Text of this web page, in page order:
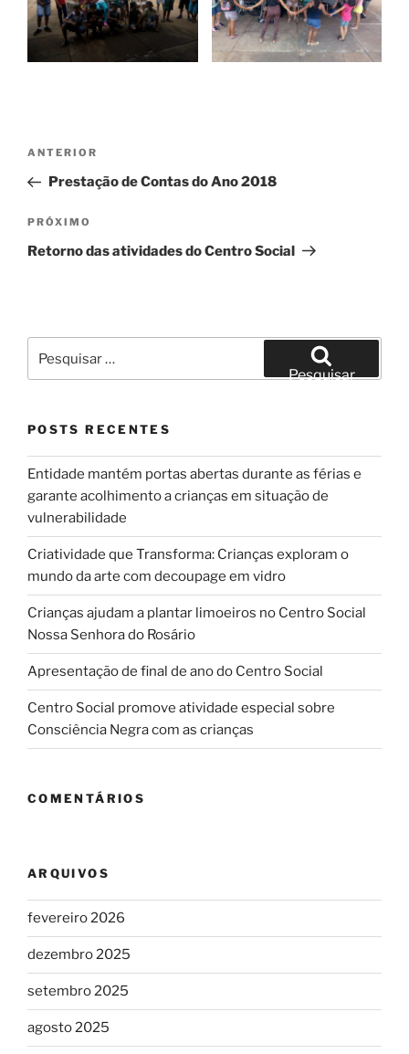
Navegação
Post
Post
anterior
ANTERIOR
Prestação de Contas do Ano 2018
Próximo
post
PRÓXIMO
Retorno das atividades do Centro Social
por:
Pesquisar
POSTS RECENTES
Entidade mantém portas abertas durante as férias e
garante acolhimento a crianças em situação de
vulnerabilidade
Criatividade que Transforma: Crianças exploram o
mundo da arte com decoupage em vidro
Crianças ajudam a plantar limoeiros no Centro Social
Nossa Senhora do Rosário
Apresentação de final de ano do Centro Social
Centro Social promove atividade especial sobre
Consciência Negra com as crianças
COMENTÁRIOS
ARQUIVOS
fevereiro 2026
dezembro 2025
setembro 2025
agosto 2025